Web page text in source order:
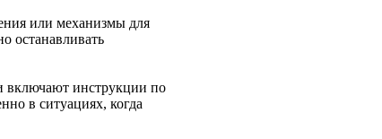
или механизмы для
останавливать
инструкции по
в ситуациях, когда